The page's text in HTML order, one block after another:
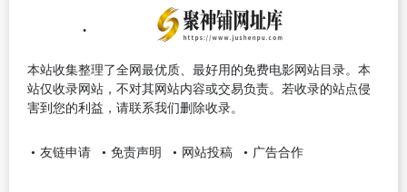
本站收集整理了全网最优质、最好用的免费电影网站目录。本
站仅收录网站，不对其网站内容或交易负责。若收录的站点侵
害到您的利益，请联系我们删除收录。
友链申请 免责声明 网站投稿 广告合作